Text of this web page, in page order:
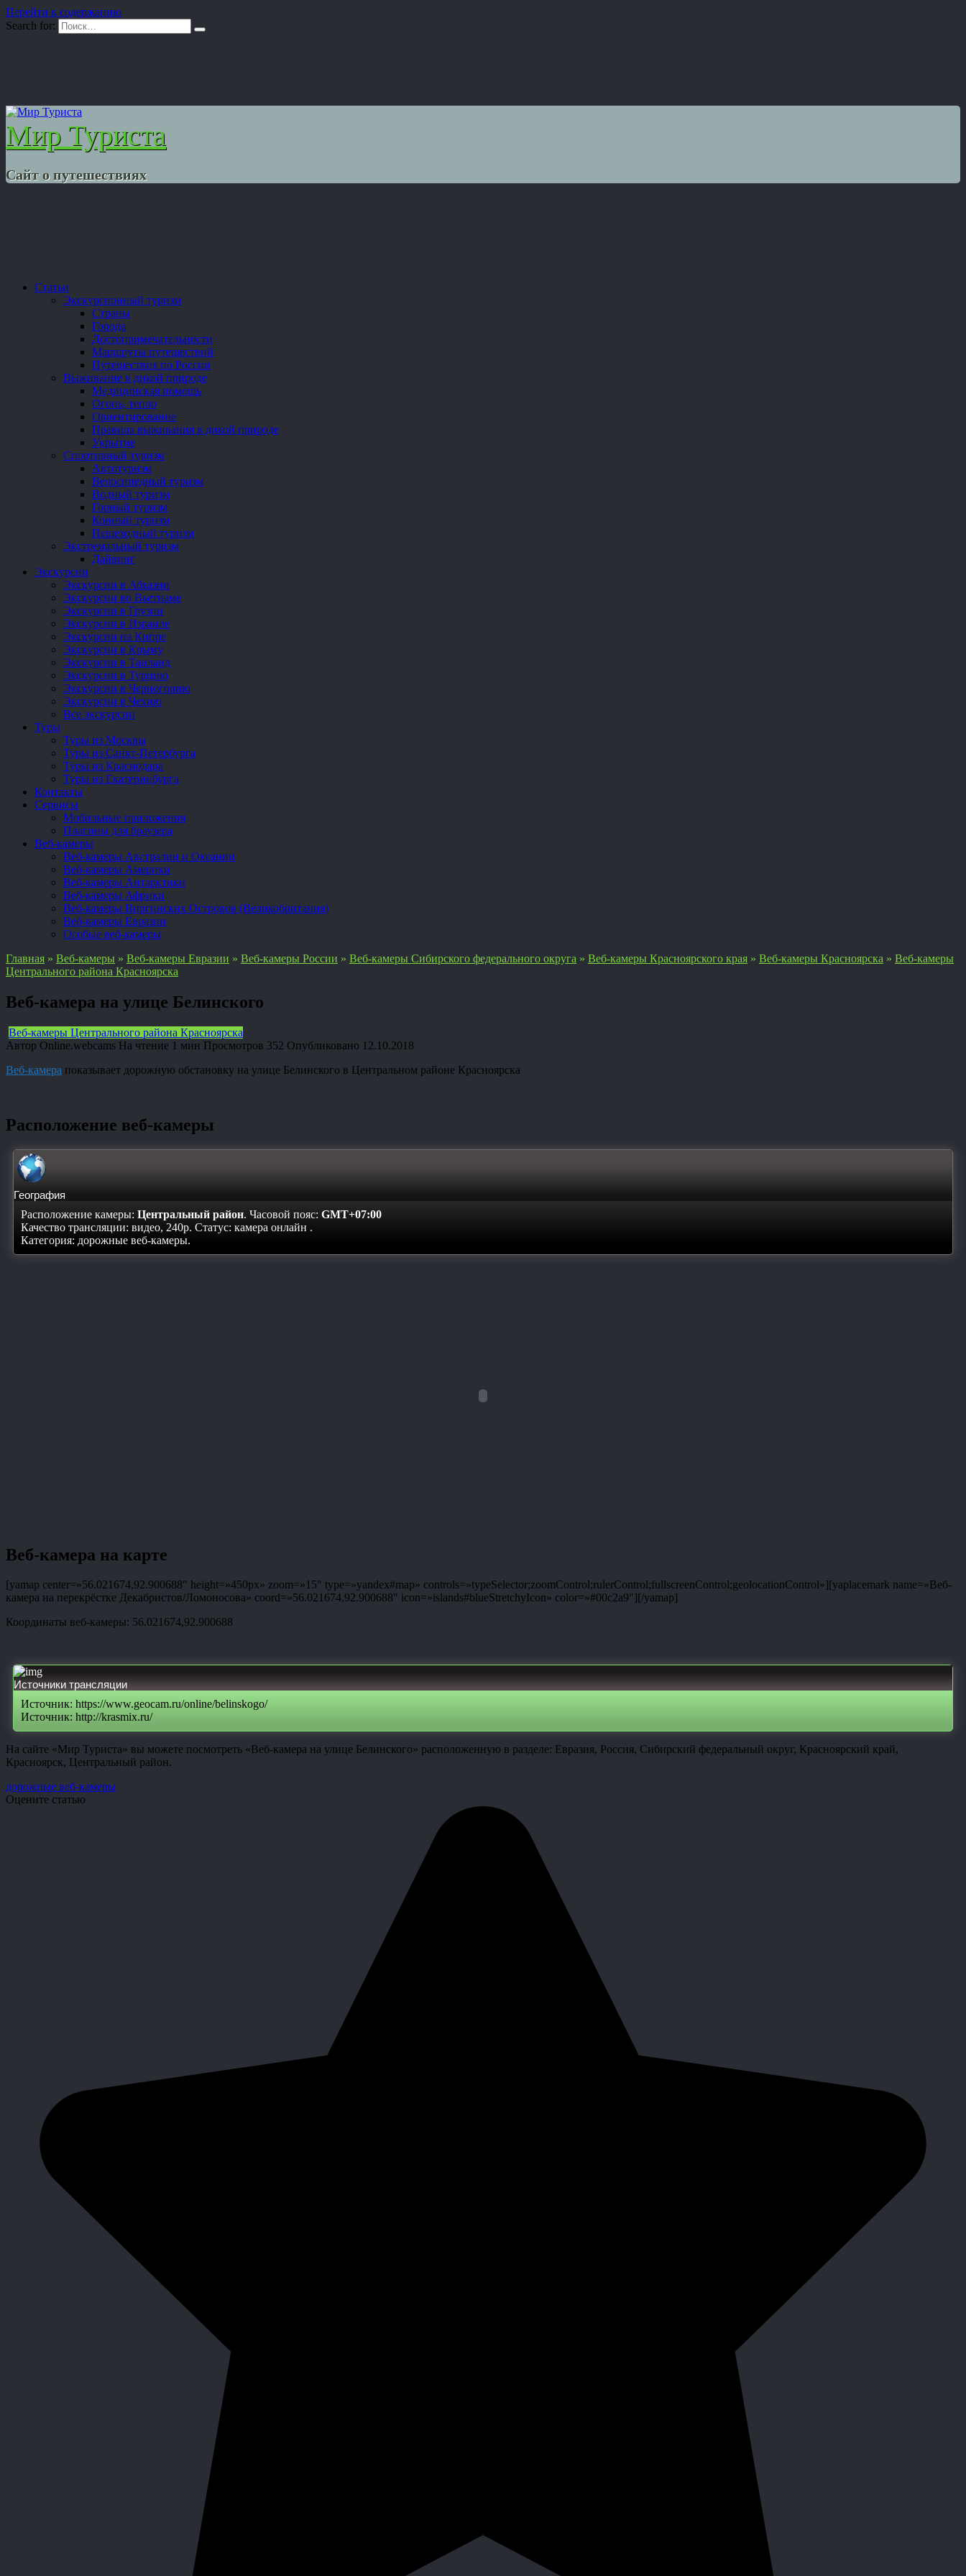
Перейти к содержанию
Search for:
Мир Туриста
Сайт о путешествиях
Статьи
Экскурсионный туризм
Страны
Города
Достопримечательности
Маршруты путешествий
Путешествия по России
Выживание в дикой природе
Медицинская помощь
Огонь, тепло
Ориентирование
Правила выживания в дикой природе
Укрытие
Спортивный туризм
Автотуризм
Велосипедный туризм
Водный туризм
Горный туризм
Конный туризм
Пешеходный туризм
Экстремальный туризм
Дайвинг
Экскурсии
Экскурсии в Абхазии
Экскурсии во Вьетнаме
Экскурсии в Грузии
Экскурсии в Израиле
Экскурсии на Кипре
Экскурсии в Крыму
Экскурсии в Таиланд
Экскурсии в Турцию
Экскурсии в Черногорию
Экскурсии в Чехию
Все экскурсии
Туры
Туры из Москвы
Туры из Санкт-Петербурга
Туры из Краснодара
Туры из Екатеринбурга
Контакты
Сервисы
Мобильные приложения
Плагины для браузера
Веб-камеры
Веб-камеры Австралии и Океании
Веб-камеры Америки
Веб-камеры Антарктики
Веб-камеры Африки
Веб-камеры Виргинских Островов (Великобритания)
Веб-камеры Евразии
Особые веб-камеры
Главная » Веб-камеры » Веб-камеры Евразии » Веб-камеры России » Веб-камеры Сибирского федерального округа » Веб-камеры Красноярского края » Веб-камеры Красноярска » Веб-камеры
Центрального района Красноярска
Веб-камера на улице Белинского
Веб-камеры Центрального района Красноярска
Автор Online.webcams На чтение 1 мин Просмотров 352 Опубликовано 12.10.2018
Веб-камера показывает дорожную обстановку на улице Белинского в Центральном районе Красноярска
Расположение веб-камеры
География
Расположение камеры: Центральный район. Часовой пояс: GMT+07:00
Качество трансляции: видео, 240p. Статус: камера онлайн .
Категория: дорожные веб-камеры.
Веб-камера на карте
[yamap center=»56.021674,92.900688″ height=»450px» zoom=»15″ type=»yandex#map» controls=»typeSelector;zoomControl;rulerControl;fullscreenControl;geolocationControl»][yaplacemark name=»Веб-
камера на перекрёстке Декабристов/Ломоносова» coord=»56.021674,92.900688″ icon=»islands#blueStretchyIcon» color=»#00c2a9″][/yamap]
Координаты веб-камеры: 56.021674,92.900688
Источники трансляции
Источник: https://www.geocam.ru/online/belinskogo/
Источник: http://krasmix.ru/
На сайте «Мир Туриста» вы можете посмотреть «Веб-камера на улице Белинского» расположенную в разделе: Евразия, Россия, Сибирский федеральный округ, Красноярский край,
Красноярск, Центральный район.
дорожные веб-камеры
Оцените статью